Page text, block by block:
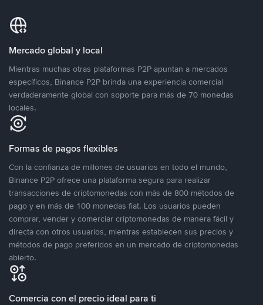
Mercado global y local
Mientras muchas otras plataformas P2P apuntan a mercados
específicos, Binance P2P brinda una experiencia comercial
verdaderamente global con soporte para más de 70 monedas
locales.
Formas de pagos flexibles
Con la confianza de millones de usuarios en todo el mundo,
Binance P2P ofrece una plataforma segura para realizar
transacciones de criptomonedas con más de 800 métodos de
pago y en más de 100 monedas fiat. Los usuarios pueden
comprar, vender y comerciar criptomonedas de manera fácil y
directa con otros usuarios, mientras establecen sus precios y
métodos de pago preferidos en un mercado de criptomonedas
abierto.
Comercia con el precio ideal para ti